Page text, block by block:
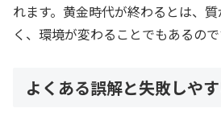
れます。黄金時代が終わるとは、
く、環境が変わることでもあるので
よくある誤解と失敗しや